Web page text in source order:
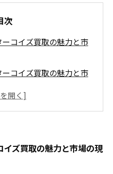
次
コイズ買取の魅力と市
コイズ買取の魅力と市
る3つのポイントとは？
ズ買取の魅力と市場の現